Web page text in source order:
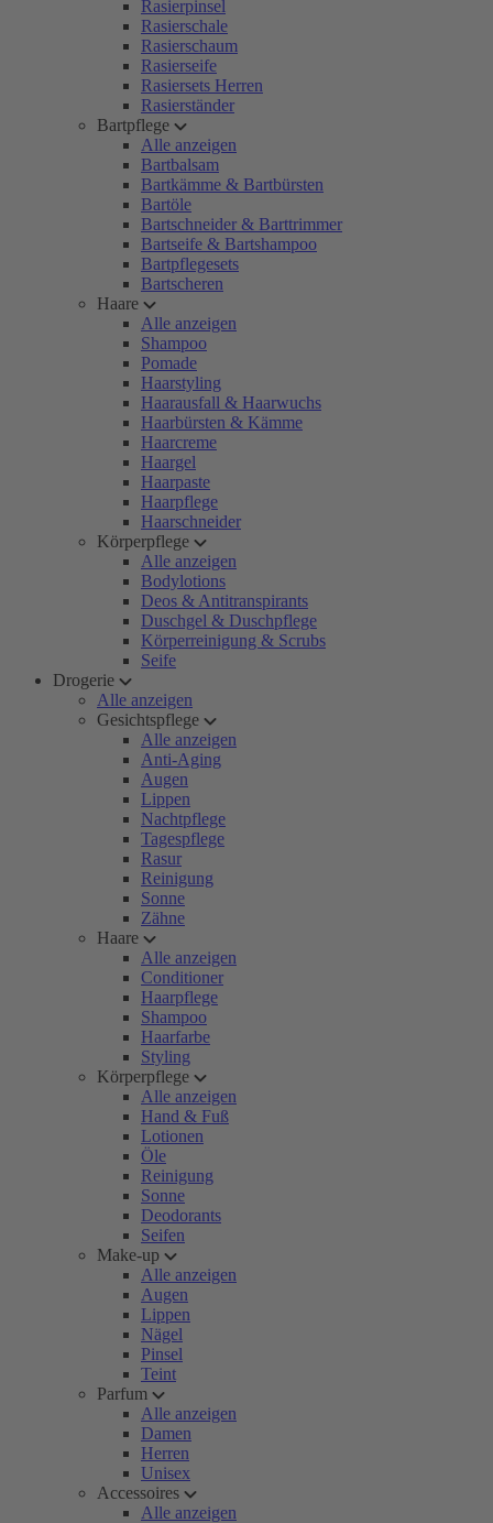
Rasierpinsel
Rasierschale
Rasierschaum
Rasierseife
Rasiersets Herren
Rasierständer
Bartpflege
Alle anzeigen
Bartbalsam
Bartkämme & Bartbürsten
Bartöle
Bartschneider & Barttrimmer
Bartseife & Bartshampoo
Bartpflegesets
Bartscheren
Haare
Alle anzeigen
Shampoo
Pomade
Haarstyling
Haarausfall & Haarwuchs
Haarbürsten & Kämme
Haarcreme
Haargel
Haarpaste
Haarpflege
Haarschneider
Körperpflege
Alle anzeigen
Bodylotions
Deos & Antitranspirants
Duschgel & Duschpflege
Körperreinigung & Scrubs
Seife
Drogerie
Alle anzeigen
Gesichtspflege
Alle anzeigen
Anti-Aging
Augen
Lippen
Nachtpflege
Tagespflege
Rasur
Reinigung
Sonne
Zähne
Haare
Alle anzeigen
Conditioner
Haarpflege
Shampoo
Haarfarbe
Styling
Körperpflege
Alle anzeigen
Hand & Fuß
Lotionen
Öle
Reinigung
Sonne
Deodorants
Seifen
Make-up
Alle anzeigen
Augen
Lippen
Nägel
Pinsel
Teint
Parfum
Alle anzeigen
Damen
Herren
Unisex
Accessoires
Alle anzeigen